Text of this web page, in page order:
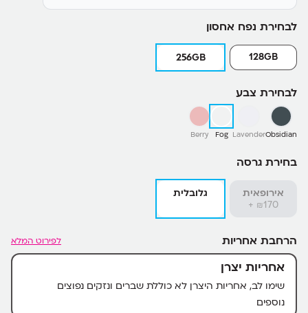
לבחירת נפח אחסון
128GB
256GB
לבחירת צבע
Obsidian
Lavender
Fog
Berry
בחירת גרסה
אירופאית
₪170+
גלובלית
הרחבת אחריות לפירוט המלא
אחריות יצרן
שימו לב, אחריות היצרן לא כוללת שברים ונזקים נפוצים
נוספים